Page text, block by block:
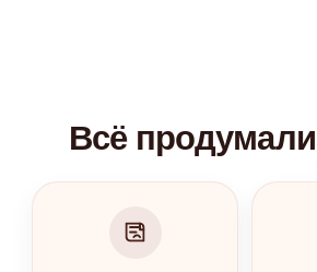
Всё продумали